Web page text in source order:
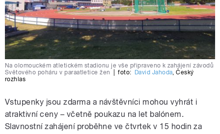
Na olomouckém atletickém stadionu je vše připraveno k zahájení závodů
Světového poháru v paraatletice žen
foto: David Jahoda,Český
rozhlas
Vstupenky jsou zdarma a návštěvníci mohou vyhrát i
atraktivní ceny – včetně poukazu na let balónem.
Slavnostní zahájení proběhne ve čtvrtek v 15 hodin za